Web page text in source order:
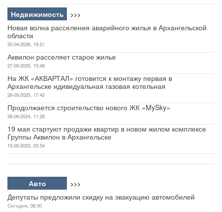
Недвижимость >>>
Новая волна расселения аварийного жилья в Архангельской
области
30-04-2026, 19:21
Аквилон расселяет старое жилье
27-09-2025, 15:48
На ЖК «АКВАРТАЛ» готовится к монтажу первая в
Архангельске идивидуальная газовая котельная
26-05-2025, 17:42
Продолжается строительство нового ЖК «MySky»
26-06-2024, 11:28
19 мая стартуют продажи квартир в новом жилом комплексе
Группы Аквилон в Архангельске
15-05-2023, 23:54
Авто >>>
Депутаты предложили скидку на эвакуацию автомобилей
Сегодня, 08:30